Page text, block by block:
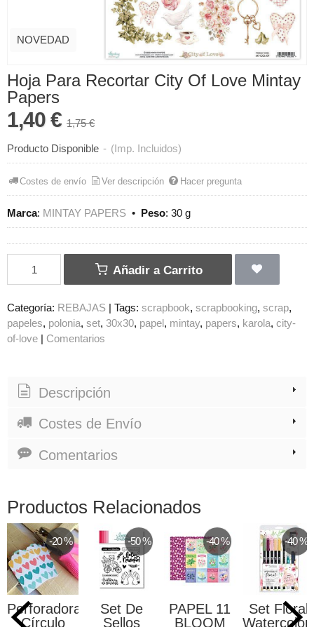
NOVEDAD
Hoja Para Recortar City Of Love Mintay
Papers
1,40 € 1,75 €
Producto Disponible - (Imp. Incluidos)
Costes de envío Ver descripción Hacer pregunta
Marca: MINTAY PAPERS • Peso: 30 g
Añadir a Carrito
Categoría: REBAJAS Tags: scrapbook scrapbooking scrap
papeles polonia set 30x30 papel mintay papers karola city-
of-love
Comentarios
Descripción
Costes de Envío
Comentarios
Productos Relacionados
-20 %
Perforadora
Círculo
-50 %
Set De
Sellos
-40 %
PAPEL 11
BLOOM
-40 %
Set Floral